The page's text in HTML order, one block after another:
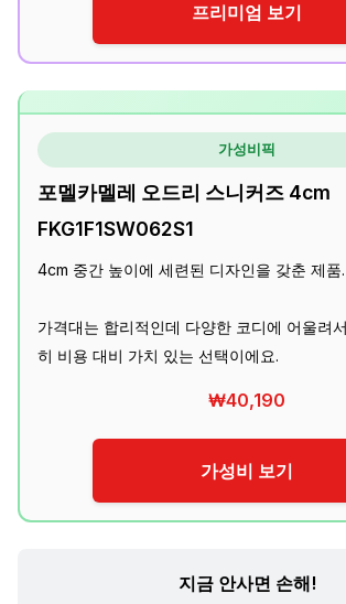
프리미엄 보기
가성비픽
포멜카멜레 오드리 스니커즈 4cm
FKG1F1SW062S1
4cm 중간 높이에 세련된 디자인을 갖춘 제품.
가격대는 합리적인데 다양한 코디에 어울려
히 비용 대비 가치 있는 선택이에요.
₩40,190
가성비 보기
지금 안사면 손해!